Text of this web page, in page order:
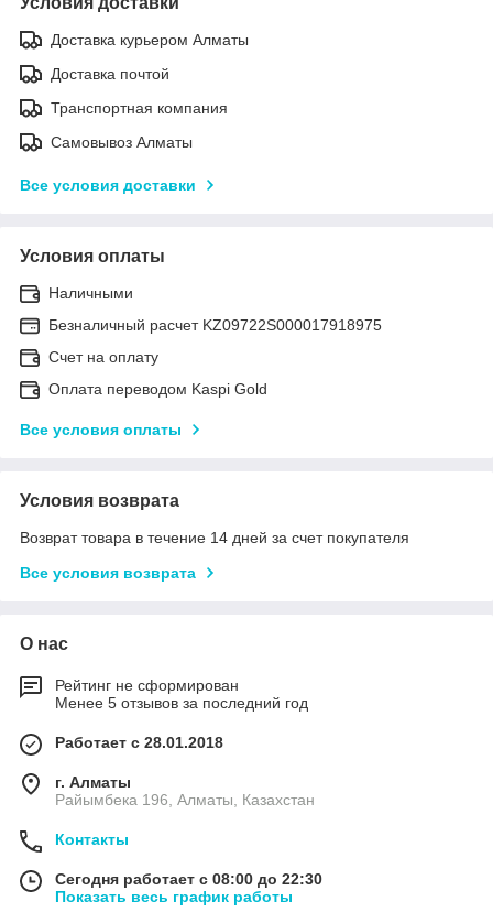
Доставка курьером Алматы
Доставка почтой
Транспортная компания
Самовывоз Алматы
Все условия доставки
Условия оплаты
Наличными
Безналичный расчет KZ09722S000017918975
Счет на оплату
Оплата переводом Kaspi Gold
Все условия оплаты
Условия возврата
Возврат товара в течение 14 дней за счет покупателя
Все условия возврата
О нас
Рейтинг не сформирован
Менее 5 отзывов за последний год
Работает с 28.01.2018
г. Алматы
Райымбека 196, Алматы, Казахстан
Контакты
Сегодня работает с 08:00 до 22:30
Показать весь график работы